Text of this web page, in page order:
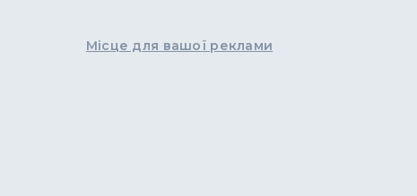
Місце для вашої реклами